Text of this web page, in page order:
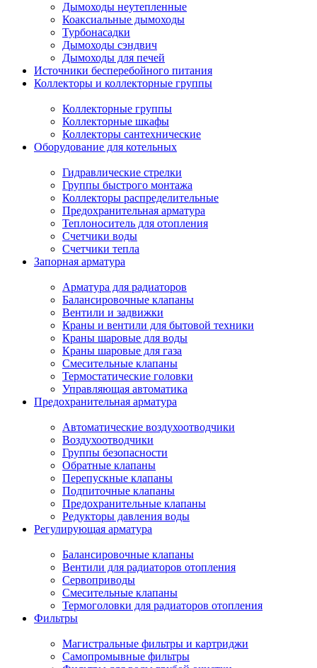
Дымоходы неутепленные
Коаксиальные дымоходы
Турбонасадки
Дымоходы сэндвич
Дымоходы для печей
Источники бесперебойного питания
Коллекторы и коллекторные группы
Коллекторные группы
Коллекторные шкафы
Коллекторы сантехнические
Оборудование для котельных
Гидравлические стрелки
Группы быстрого монтажа
Коллекторы распределительные
Предохранительная арматура
Теплоноситель для отопления
Счетчики воды
Счетчики тепла
Запорная арматура
Арматура для радиаторов
Балансировочные клапаны
Вентили и задвижки
Краны и вентили для бытовой техники
Краны шаровые для воды
Краны шаровые для газа
Смесительные клапаны
Термостатические головки
Управляющая автоматика
Предохранительная арматура
Автоматические воздухоотводчики
Воздухоотводчики
Группы безопасности
Обратные клапаны
Перепускные клапаны
Подпиточные клапаны
Предохранительные клапаны
Редукторы давления воды
Регулирующая арматура
Балансировочные клапаны
Вентили для радиаторов отопления
Сервоприводы
Смесительные клапаны
Термоголовки для радиаторов отопления
Фильтры
Магистральные фильтры и картриджи
Самопромывные фильтры